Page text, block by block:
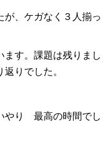
が、ケガなく３人揃っ
ます。課題は残りまし
りでした。
やり 最高の時間でし